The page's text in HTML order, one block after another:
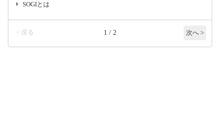
SOGIとは
< 戻る 1 / 2 次へ >